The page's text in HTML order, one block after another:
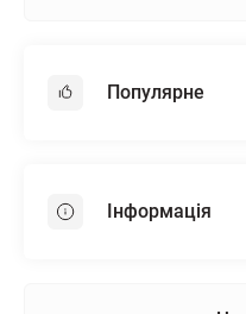
Популярне
Пінопласт
Інформація